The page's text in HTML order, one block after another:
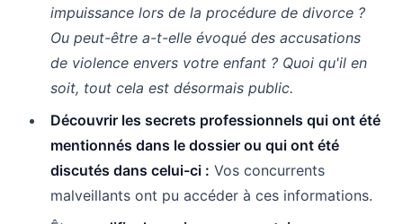
impuissance lors de la procédure de divorce ?
Ou peut-être a-t-elle évoqué des accusations
de violence envers votre enfant ? Quoi qu'il en
soit, tout cela est désormais public.
Découvrir les secrets professionnels qui ont été
mentionnés dans le dossier ou qui ont été
discutés dans celui-ci : Vos concurrents
malveillants ont pu accéder à ces informations.